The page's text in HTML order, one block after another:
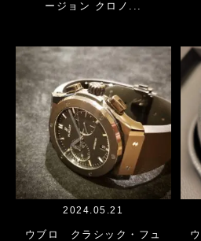
ージョン クロノ...
2024.05.21
ウブロ クラシック・フュ